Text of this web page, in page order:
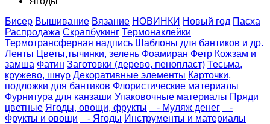
Бисер Вышивание Вязание НОВИНКИ Новый год Пасха
Распродажа Скрапбукинг Термонаклейки
Термотрансферная надпись Шаблоны для бантиков и др.
Ленты Цветы,тычинки, зелень Фоамиран Фетр Кожзам и
замша Фатин Заготовки (дерево, пенопласт) Тесьма,
кружево, шнур Декоративные элементы Карточки,
подложки для бантиков Флористические материалы
Фурнитура для канзаши Упаковочные материалы Пряди
цветные Ягоды, овощи, фрукты - Муляж денег
-
Фрукты и овощи
- Ягоды Инструменты и материалы